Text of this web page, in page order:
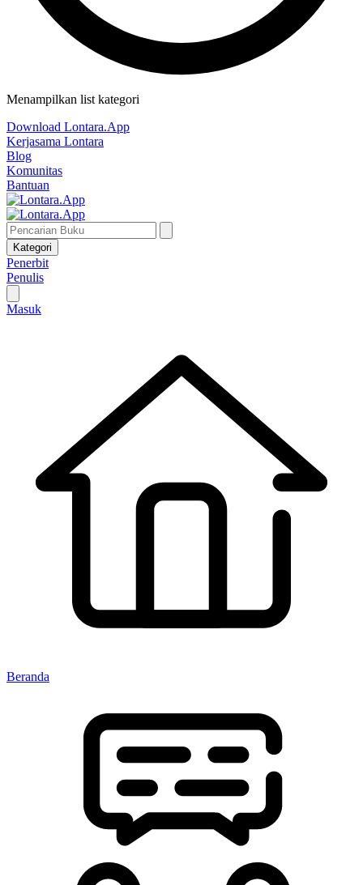
Menampilkan list kategori
Download Lontara.App
Kerjasama Lontara
Blog
Komunitas
Bantuan
Kategori
Penerbit
Penulis
Masuk
Beranda